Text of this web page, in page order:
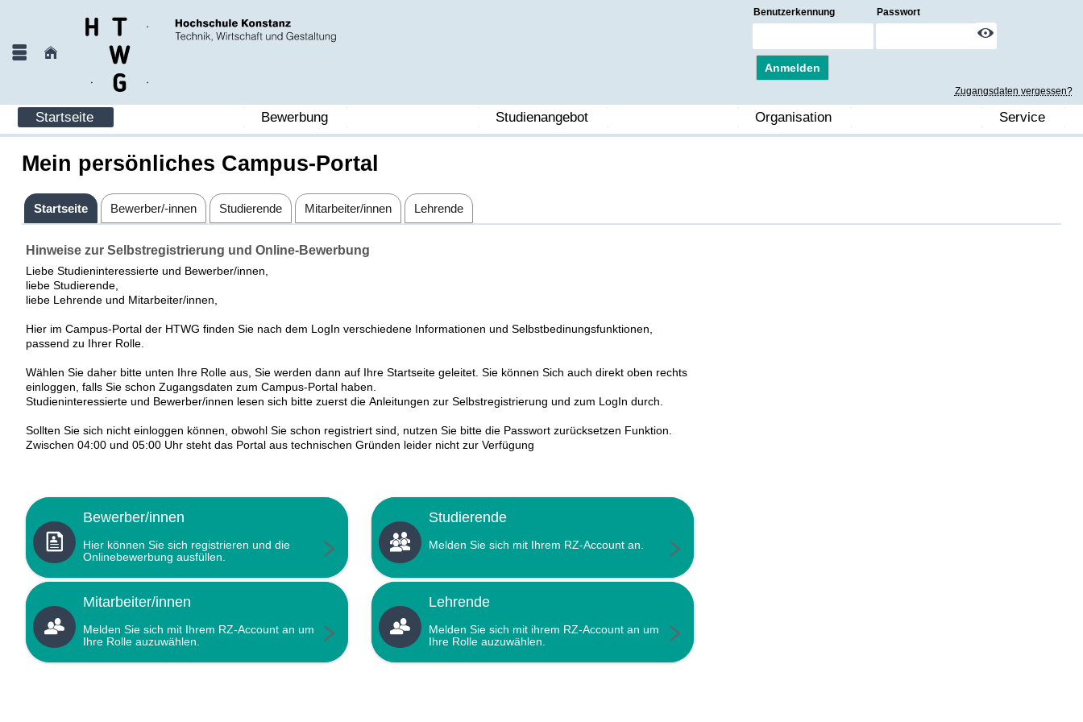
Benutzerkennung Passwort
Anmelden
Zugangsdaten vergessen?
Startseite Bewerbung Studienangebot Organisation Service
Mein persönliches Campus-Portal
Startseite Bewerber/-innen Studierende Mitarbeiter/innen Lehrende
Hinweise zur Selbstregistrierung und Online-Bewerbung
Liebe Studieninteressierte und Bewerber/innen,
liebe Studierende,
liebe Lehrende und Mitarbeiter/innen,
Hier im Campus-Portal der HTWG finden Sie nach dem LogIn verschiedene Informationen und Selbstbedinungsfunktionen,
passend zu Ihrer Rolle.
Wählen Sie daher bitte unten Ihre Rolle aus, Sie werden dann auf Ihre Startseite geleitet. Sie können Sich auch direkt oben rechts
einloggen, falls Sie schon Zugangsdaten zum Campus-Portal haben.
Studieninteressierte und Bewerber/innen lesen sich bitte zuerst die Anleitungen zur Selbstregistrierung und zum LogIn durch.
Sollten Sie sich nicht einloggen können, obwohl Sie schon registriert sind, nutzen Sie bitte die Passwort zurücksetzen Funktion.
Zwischen 04:00 und 05:00 Uhr steht das Portal aus technischen Gründen leider nicht zur Verfügung
Bewerber/innen
Hier können Sie sich registrieren und die
Onlinebewerbung ausfüllen.
Studierende
Melden Sie sich mit Ihrem RZ-Account an.
Mitarbeiter/innen
Melden Sie sich mit Ihrem RZ-Account an um
Ihre Rolle auzuwählen.
Lehrende
Melden Sie sich mit ihrem RZ-Account an um
Ihre Rolle auzuwählen.